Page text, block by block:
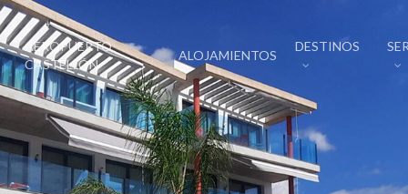
AEROPUERTO
CASTELLÓN
ALOJAMIENTOS
DESTINOS